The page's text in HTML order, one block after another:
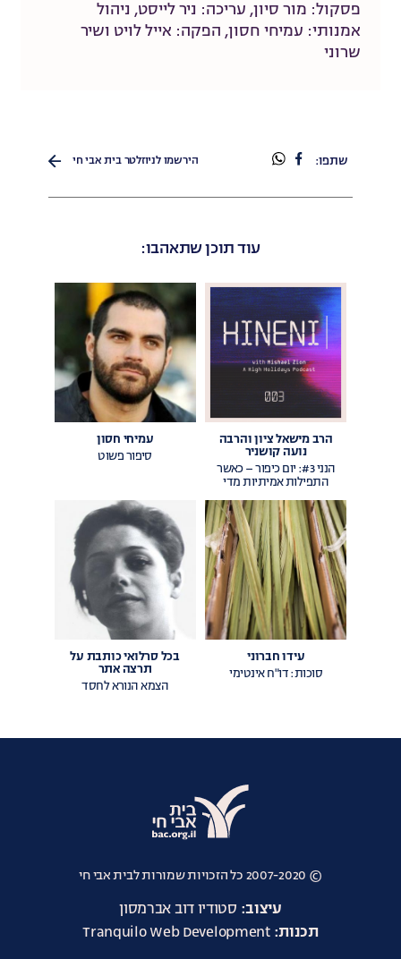
פסקול: מור סיון, עריכה: ניר לייסט, ניהול
אמנותי: עמיחי חסון, הפקה: אייל לויט ושיר
שרוני
שתפו:
שתפושתפו
הירשמו לניוזלטר בית אבי חי
עוד תוכן שתאהבו:
הרב מישאל ציון והרבה
נועה קושניר
הנני #3: יום כיפור – כאשר
התפילות אמיתיות מדי
עמיחי חסון
סיפור פשוט
עידו חברוני
סוכות: דו"ח אינטימי
בכל סרלואי כותבת על
תרצה אתר
הצמא הנורא לחסד
אבי
חי
© 2007-2020 כל הזכויות שמורות לבית אבי חי
עיצוב: סטודיו דוב אברמסון
תכנות: Tranquilo Web Development